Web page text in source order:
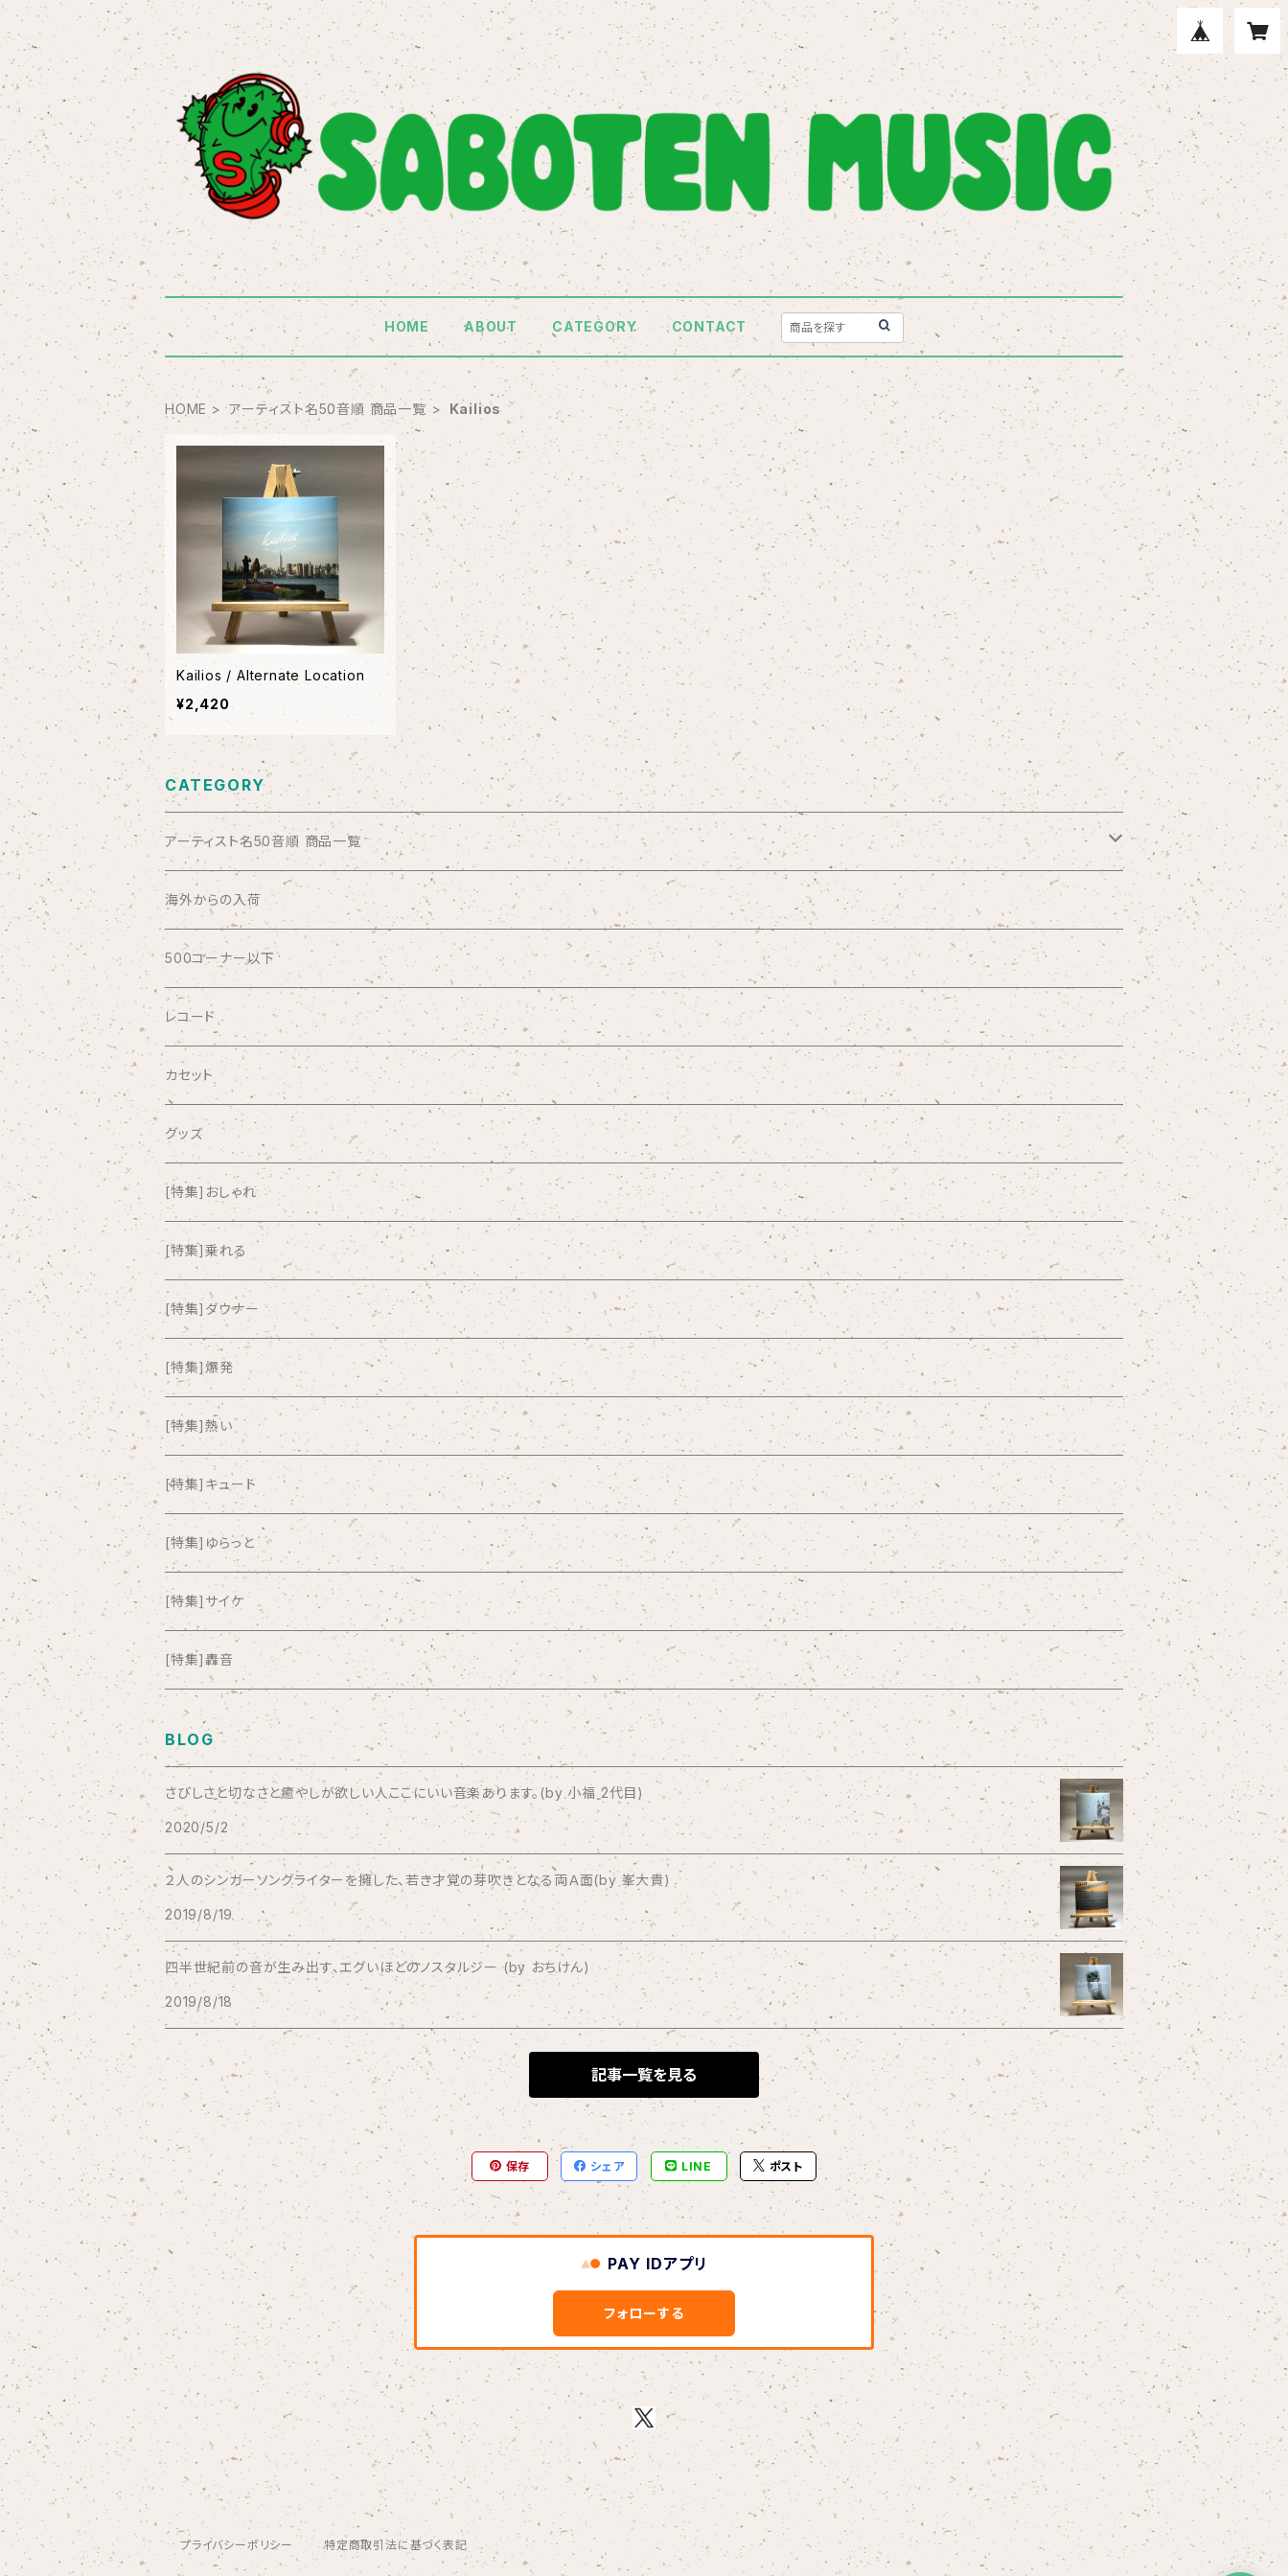
HOME ABOUT CATEGORY CONTACT
HOME アーティスト名50音順 商品一覧 Kailios
Kailios / Alternate Location
¥2,420
CATEGORY
アーティスト名50音順 商品一覧
ABSOLUTE LOSERS
AFRICA
AGU
AIRCRAFT
airlie
AKUTAGAWA FANCLUB
ALKASILKA
all about paradise
ALL ITEM 10 TIMES
Amia Calva
Amsterdamned
ANYO
And Summer Club
anticlockwise
Aysula
Bad Operation
Bagus!
BBBBBBB
The BEG
The Beths
THE BLACK SHANSONS
BLONDnewHALF
Blondy
BOAR HUNTER
bud&harbor
Bulbs Of Passion
Calme Adiction
CANDY
海外からの入荷
500コーナー以下
レコード
カセット
グッズ
[特集]おしゃれ
[特集]乗れる
[特集]ダウナー
[特集]爆発
[特集]熱い
[特集]キュート
[特集]ゆらっと
[特集]サイケ
[特集]轟音
BLOG
さびしさと切なさと癒やしが欲しい人ここにいい音楽あります。(by 小福 2代目)
2020/5/2
２人のシンガーソングライターを擁した、若き才覚の芽吹きとなる両Ａ面(by 峯大貴)
2019/8/19
四半世紀前の音が生み出す、エグいほどのノスタルジー (by おちけん)
2019/8/18
記事一覧を見る
保存 シェア LINE ポスト
PAY IDアプリ
フォローする
プライバシーポリシー 特定商取引法に基づく表記